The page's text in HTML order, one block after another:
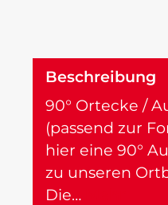
Beschreibung
90° Ortecke /
(passend zur
hier eine 90°
zu unseren
Die…